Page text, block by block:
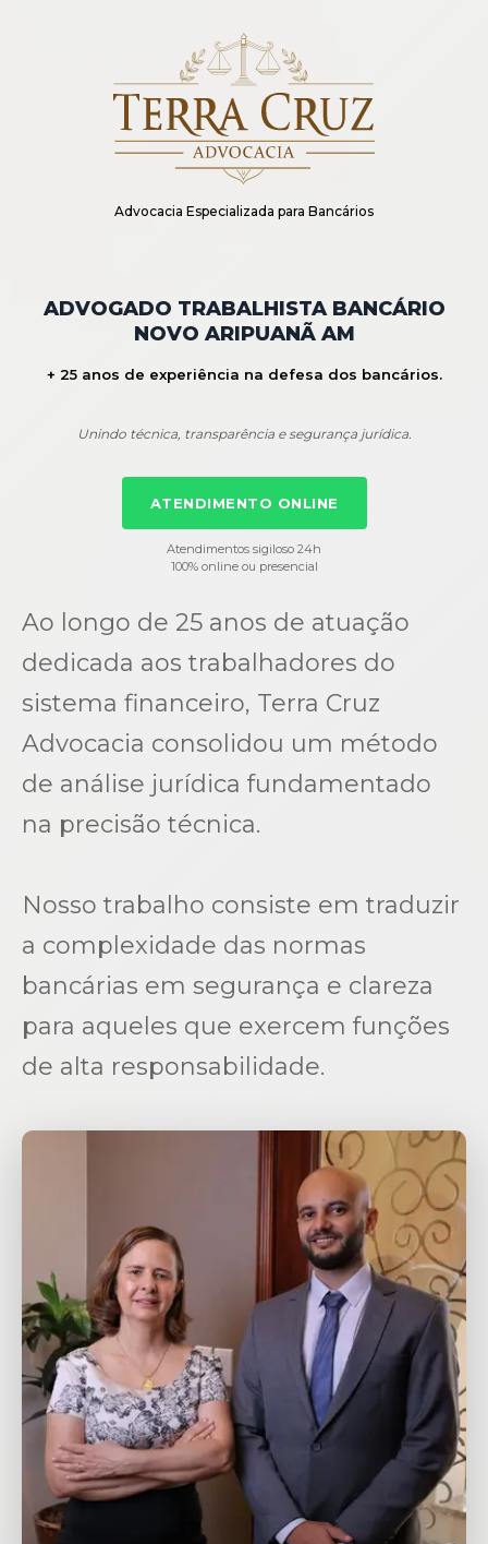
Advocacia Especializada para Bancários
ADVOGADO TRABALHISTA BANCÁRIO
NOVO ARIPUANÃ AM
+ 25 anos de experiência na defesa dos bancários.
Unindo técnica, transparência e segurança jurídica.
ATENDIMENTO ONLINE
Atendimentos sigiloso 24h
100% online ou presencial
Ao longo de 25 anos de atuação
dedicada aos trabalhadores do
sistema financeiro, Terra Cruz
Advocacia consolidou um método
de análise jurídica fundamentado
na precisão técnica.
Nosso trabalho consiste em traduzir
a complexidade das normas
bancárias em segurança e clareza
para aqueles que exercem funções
de alta responsabilidade.